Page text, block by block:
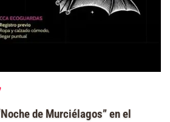
de Murciélagos” en el